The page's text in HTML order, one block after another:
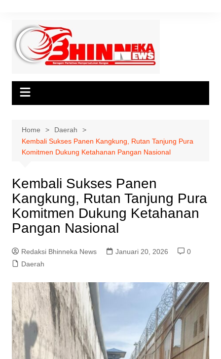
content
Home
Daerah
Kembali Sukses Panen Kangkung, Rutan Tanjung Pura
Komitmen Dukung Ketahanan Pangan Nasional
Kembali Sukses Panen
Kangkung, Rutan Tanjung Pura
Komitmen Dukung Ketahanan
Pangan Nasional
Redaksi Bhinneka News Januari 20, 2026
0
Daerah